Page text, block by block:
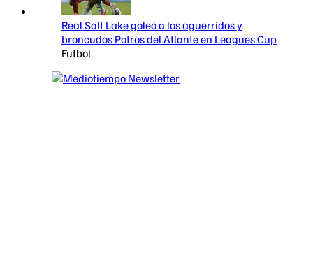
Real Salt Lake goleó a los aguerridos y
broncudos Potros del Atlante en Leagues Cup
Futbol